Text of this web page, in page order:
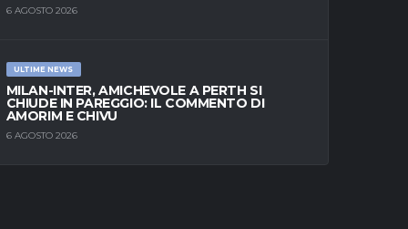
6 AGOSTO 2026
ULTIME NEWS
MILAN-INTER, AMICHEVOLE A PERTH SI
CHIUDE IN PAREGGIO: IL COMMENTO DI
AMORIM E CHIVU
6 AGOSTO 2026